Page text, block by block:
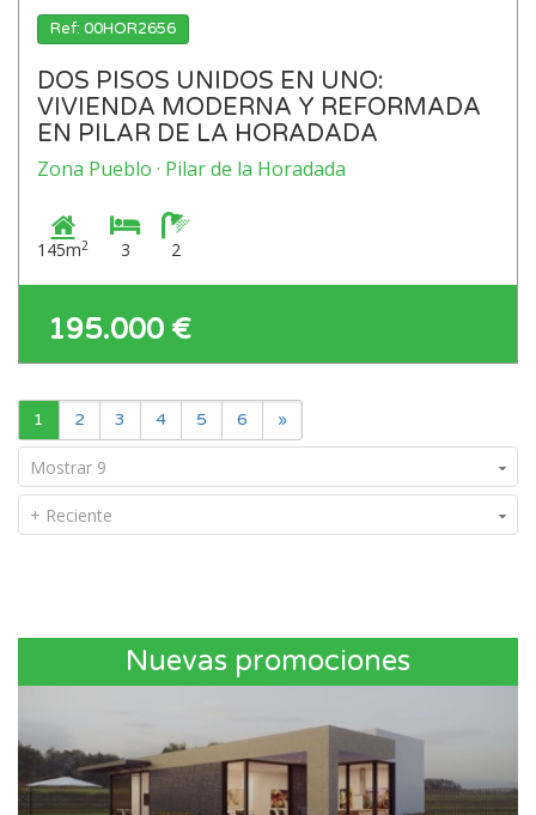
Ref: 00HOR2656
DOS PISOS UNIDOS EN UNO:
VIVIENDA MODERNA Y REFORMADA
EN PILAR DE LA HORADADA
Zona Pueblo · Pilar de la Horadada
145m2 3 2
195.000 €
1 2 3 4 5 6 »
Mostrar 9
+ Reciente
Nuevas promociones